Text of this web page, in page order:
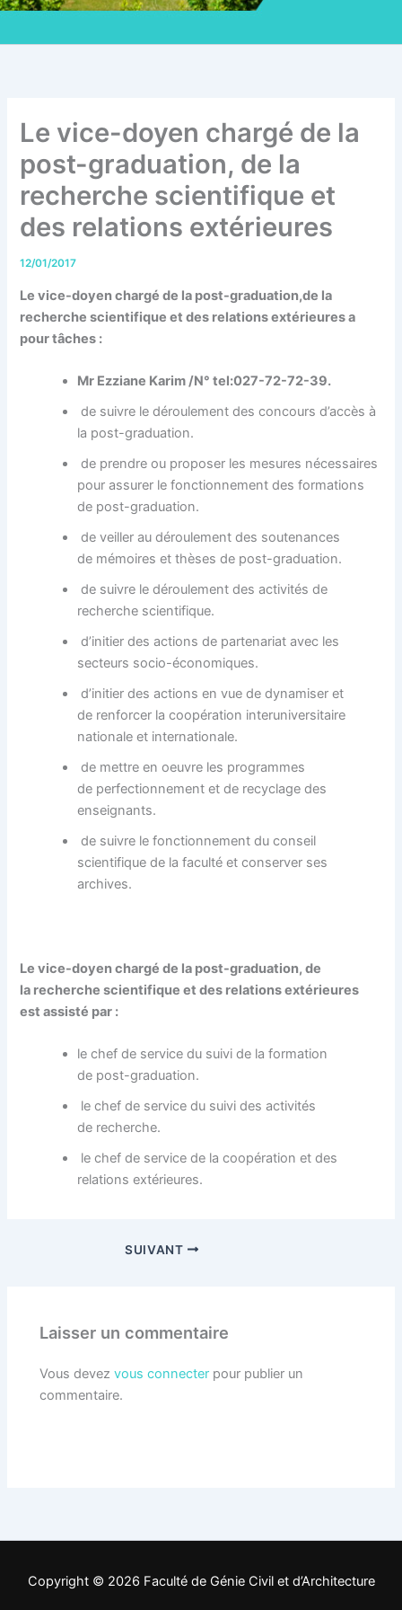
Le vice-doyen chargé de la
post-graduation, de la
recherche scientifique et
des relations extérieures
12/01/2017
Le vice-doyen chargé de la post-graduation,de la
recherche scientifique et des relations extérieures a
pour tâches :
Mr Ezziane Karim /N° tel:027-72-72-39.
de suivre le déroulement des concours d’accès à
la post-graduation.
de prendre ou proposer les mesures nécessaires
pour assurer le fonctionnement des formations
de post-graduation.
de veiller au déroulement des soutenances
de mémoires et thèses de post-graduation.
de suivre le déroulement des activités de
recherche scientifique.
d’initier des actions de partenariat avec les
secteurs socio-économiques.
d’initier des actions en vue de dynamiser et
de renforcer la coopération interuniversitaire
nationale et internationale.
de mettre en oeuvre les programmes
de perfectionnement et de recyclage des
enseignants.
de suivre le fonctionnement du conseil
scientifique de la faculté et conserver ses
archives.
Le vice-doyen chargé de la post-graduation, de
la recherche scientifique et des relations extérieures
est assisté par :
le chef de service du suivi de la formation
de post-graduation.
le chef de service du suivi des activités
de recherche.
le chef de service de la coopération et des
relations extérieures.
SUIVANT
Laisser un commentaire
Vous devezvous connecter pour publier un
commentaire.
Copyright © 2026 Faculté de Génie Civil et d’Architecture